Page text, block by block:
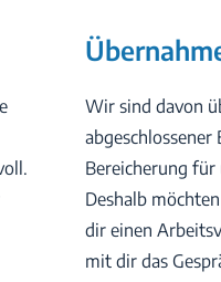
Wir sind davon
Bereicherung
Deshalb
dir einen
mit dir das